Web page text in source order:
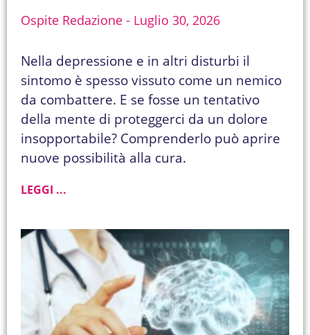
Ospite Redazione Luglio 30, 2026
Nella depressione e in altri disturbi il
sintomo è spesso vissuto come un nemico
da combattere. E se fosse un tentativo
della mente di proteggerci da un dolore
insopportabile? Comprenderlo può aprire
nuove possibilità alla cura.
LEGGI ...